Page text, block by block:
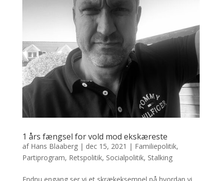
1 års fængsel for vold mod ekskæreste
af Hans Blaaberg| dec 15, 2021 | Familiepolitik,
Partiprogram, Retspolitik, Socialpolitik, Stalking